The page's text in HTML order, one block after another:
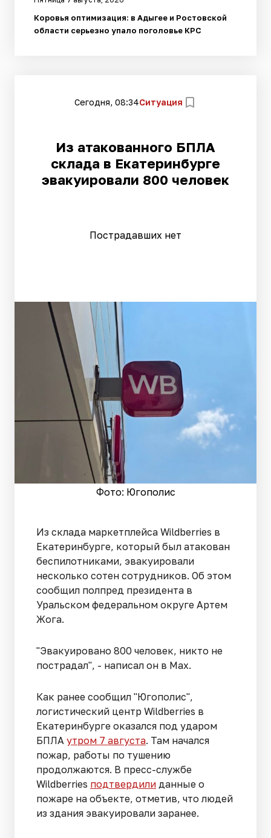
Коровья оптимизация: в Адыгее и Ростовской
области серьезно упало поголовье КРС
Сегодня, 08:34Ситуация
Из атакованного БПЛА
склада в Екатеринбурге
эвакуировали 800 человек
Пострадавших нет
Фото: Югополис
Из склада маркетплейса Wildberries в
Екатеринбурге, который был атакован
беспилотниками, эвакуировали
несколько сотен сотрудников. Об этом
сообщил полпред президента в
Уральском федеральном округе Артем
Жога.
"Эвакуировано 800 человек, никто не
пострадал", - написал он в Max.
Как ранее сообщил "Югополис",
логистический центр Wildberries в
Екатеринбурге оказался под ударом
БПЛА утром 7 августа. Там начался
пожар, работы по тушению
продолжаются. В пресс-службе
Wildberries подтвердили данные о
пожаре на объекте, отметив, что людей
из здания эвакуировали заранее.